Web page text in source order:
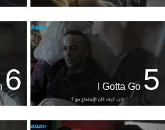
5
6
Who You With?